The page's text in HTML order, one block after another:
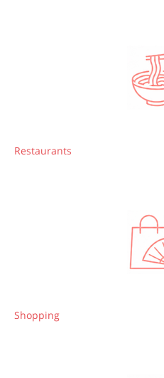
Restaurants
Shopping